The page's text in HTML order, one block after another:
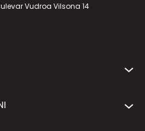
Vudroa Vilsona 14